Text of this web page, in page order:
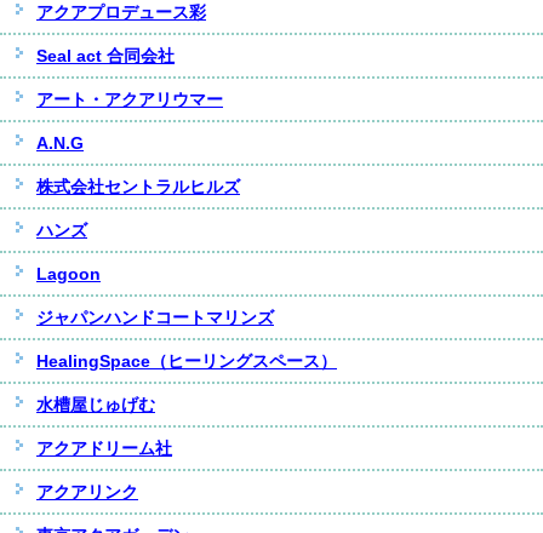
アクアプロデュース彩
Seal act 合同会社
アート・アクアリウマー
A.N.G
株式会社セントラルヒルズ
ハンズ
Lagoon
ジャパンハンドコートマリンズ
HealingSpace（ヒーリングスペース）
水槽屋じゅげむ
アクアドリーム社
アクアリンク